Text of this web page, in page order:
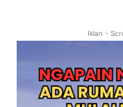
Iklan -